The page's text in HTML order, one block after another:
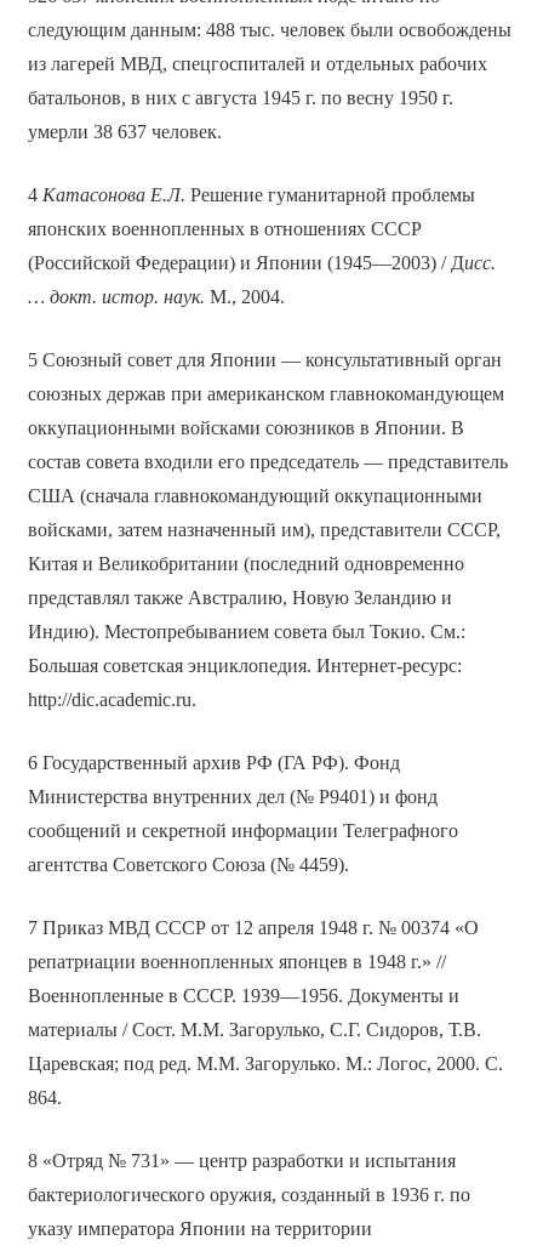
следующим данным: 488 тыс. человек были освобождены
из лагерей МВД, спецгоспиталей и отдельных рабочих
батальонов, в них с августа 1945 г. по весну 1950 г.
умерли 38 637 человек.
4 Катасонова Е.Л. Решение гуманитарной проблемы
японских военнопленных в отношениях СССР
(Российской Федерации) и Японии (1945—2003) / Дисс.
… докт. истор. наук. М., 2004.
5 Союзный совет для Японии — консультативный орган
союзных держав при американском главнокомандующем
оккупационными войсками союзников в Японии. В
состав совета входили его председатель — представитель
США (сначала главнокомандующий оккупационными
войсками, затем назначенный им), представители СССР,
Китая и Великобритании (последний одновременно
представлял также Австралию, Новую Зеландию и
Индию). Местопребыванием совета был Токио. См.:
Большая советская энциклопедия. Интернет-ресурс:
http://dic.academic.ru.
6 Государственный архив РФ (ГА РФ). Фонд
Министерства внутренних дел (№ Р9401) и фонд
сообщений и секретной информации Телеграфного
агентства Советского Союза (№ 4459).
7 Приказ МВД СССР от 12 апреля 1948 г. № 00374 «О
репатриации военнопленных японцев в 1948 г.» //
Военнопленные в СССР. 1939—1956. Документы и
материалы / Сост. М.М. Загорулько, С.Г. Сидоров, Т.В.
Царевская; под ред. М.М. Загорулько. М.: Логос, 2000. С.
864.
8 «Отряд № 731» — центр разработки и испытания
бактериологического оружия, созданный в 1936 г. по
указу императора Японии на территории